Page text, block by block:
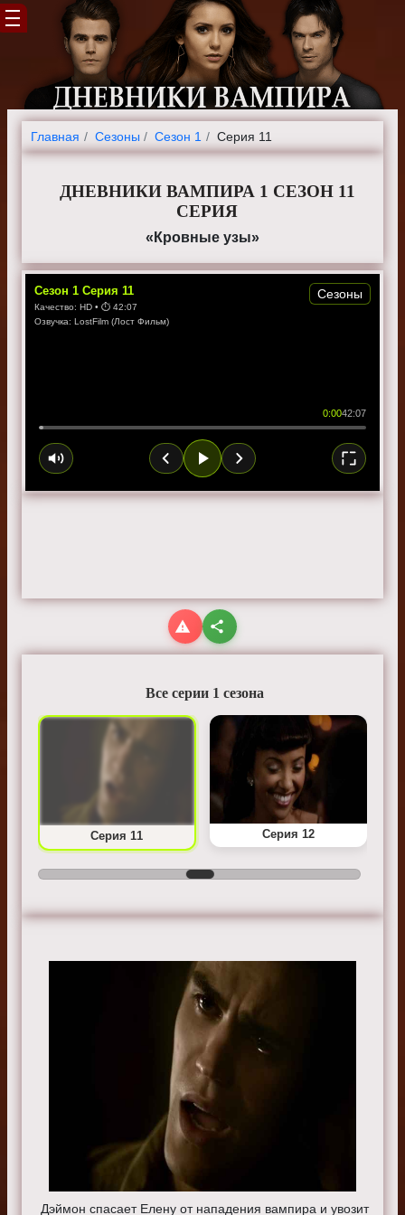
Главная Cезоны Сезон 1 Серия 11
ДНЕВНИКИ ВАМПИРА 1 СЕЗОН 11
СЕРИЯ
«Кровные узы»
Сезон 1 Серия 11
Качество: HD • ⏱ 42:07
Озвучка: LostFilm (Лост Фильм)
0:0042:07
Сезоны
Все серии 1 сезона
Серия 11 Серия 12
Дэймон спасает Елену от нападения вампира и увозит